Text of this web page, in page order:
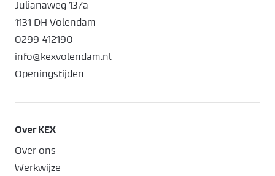
Over KEX
Over ons
Werkwijze
Julianaweg 137a
1131 DH Volendam
0299 412190
info@kexvolendam.nl
Openingstijden